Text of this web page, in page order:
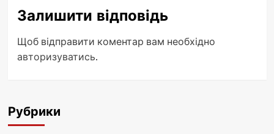
Залишити відповідь
Щоб відправити коментар вам необхідно
авторизуватись.
Рубрики